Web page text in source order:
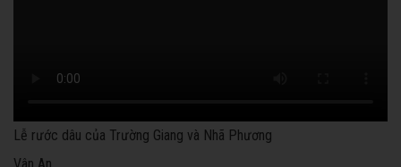
Lễ rước dâu của Trường Giang và Nhã Phương